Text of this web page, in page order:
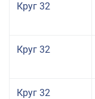
Круг 32
Круг 32
Круг 32